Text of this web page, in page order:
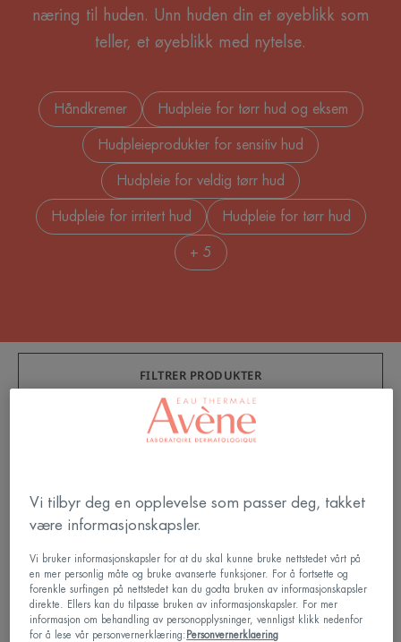
næring til huden. Unn huden din et øyeblikk som
teller, et øyeblikk med nytelse.
Håndkremer Hudpleie for tørr hud og eksem
Hudpleieprodukter for sensitiv hud
Hudpleie for veldig tørr hud
Hudpleie for irritert hud Hudpleie for tørr hud
+ 5
FILTRER PRODUKTER
10 resultater "Kroppspleie"
HYDRATING
CREAM
|
Fuktighetskrem
Soothing
skin
Cream
|
Fuktighetskrem
til
Vi tilbyr deg en opplevelse som passer deg, takket
være informasjonskapsler.
Vi bruker informasjonskapsler for at du skal kunne bruke nettstedet vårt på
en mer personlig måte og bruke avanserte funksjoner. For å fortsette og
forenkle surfingen på nettstedet kan du godta bruken av informasjonskapsler
direkte. Ellers kan du tilpasse bruken av informasjonskapsler. For mer
informasjon om behandling av personopplysninger, vennligst klikk nedenfor
for å lese vår personvernerklæring: Personvernerklaering